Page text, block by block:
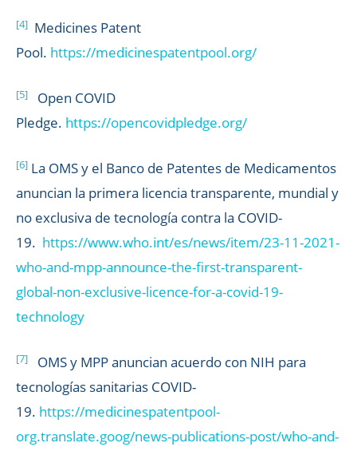
[4] Medicines Patent
Pool. https://medicinespatentpool.org/
[5]
Open COVID
Pledge. https://opencovidpledge.org/
[6] La OMS y el Banco de Patentes de Medicamentos
anuncian la primera licencia transparente, mundial y
no exclusiva de tecnología contra la COVID-
19. https://www.who.int/es/news/item/23-11-2021-
who-and-mpp-announce-the-first-transparent-
global-non-exclusive-licence-for-a-covid-19-
technology
[7]
OMS y MPP anuncian acuerdo con NIH para
tecnologías sanitarias COVID-
19. https://medicinespatentpool-
org.translate.goog/news-publications-post/who-and-